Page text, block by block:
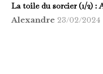
La toile du sorcier (1/2) :
Alexandre 23/02/2024